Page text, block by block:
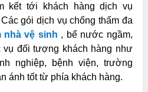
kết tới khách hàng dịch vụ
gói dịch vụ chống thấm đa
nhà vệ sinh , bể nước ngầm,
đối tượng khách hàng như
nghiệp, bệnh viện, trường
ánh tốt từ phía khách hàng.